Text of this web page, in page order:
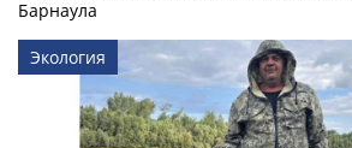
Барнаула
Экология